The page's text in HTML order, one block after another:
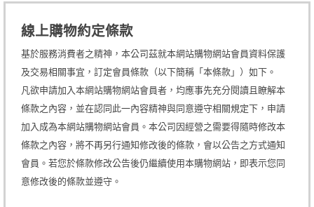
線上購物約定條款
基於服務消費者之精神，本公司茲就本網站購物網站會員資料保護
及交易相關事宜，訂定會員條款（以下簡稱「本條款」）如下。
凡欲申請加入本網站購物網站會員者，均應事先充分閱讀且瞭解本
條款之內容，並在認同此一內容精神與同意遵守相關規定下，申請
加入成為本網站購物網站會員。本公司因經營之需要得隨時修改本
條款之內容，將不再另行通知修改後的條款，會以公告之方式通知
會員。若您於條款修改公告後仍繼續使用本購物網站，即表示您同
意修改後的條款並遵守。